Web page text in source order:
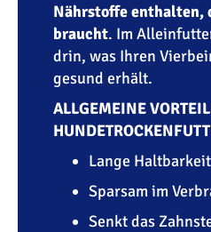
Nährstoffe enthalten,
braucht. Im
drin, was Ihren
gesund erhält.
ALLGEMEINE
Lange Haltbarkeit
Sparsam im
Senkt das